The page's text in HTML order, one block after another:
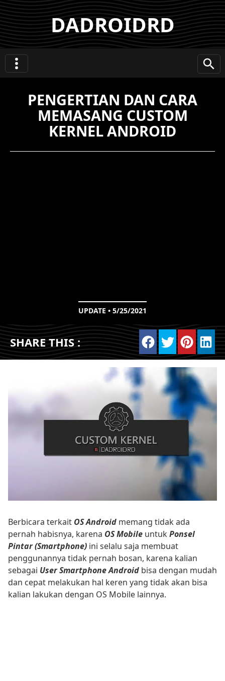
DADROIDRD
PENGERTIAN DAN CARA
MEMASANG CUSTOM
KERNEL ANDROID
UPDATE • 5/25/2021
SHARE THIS :
Berbicara terkait OS Android memang tidak ada
pernah habisnya, karena OS Mobile untukPonsel
Pintar (Smartphone) ini selalu saja membuat
penggunannya tidak pernah bosan, karena kalian
sebagai User Smartphone Android bisa dengan mudah
dan cepat melakukan hal keren yang tidak akan bisa
kalian lakukan dengan OS Mobile lainnya.